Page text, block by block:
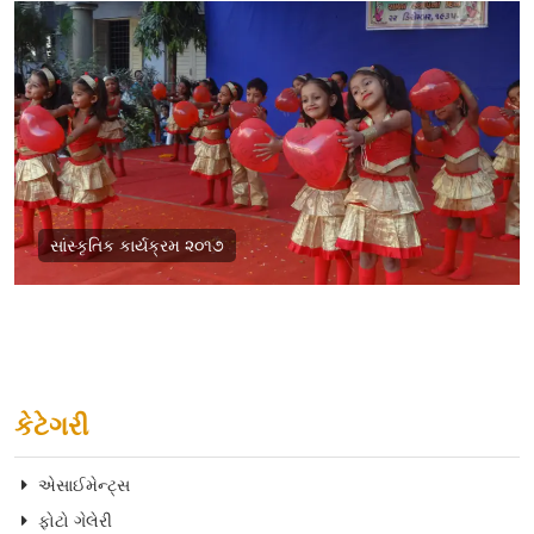
સાંસ્કૃતિક કાર્યક્રમ ૨૦૧૭
કેટેગરી
એસાઈમેન્ટ્સ
ફોટો ગેલેરી